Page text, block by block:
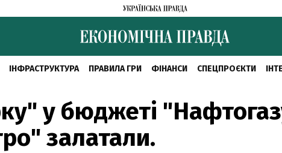
ІНФРАСТРУКТУРА ПРАВИЛА ГРИ ФІНАНСИ СПЕЦПРОЄКТИ
у бюджеті
залатали.